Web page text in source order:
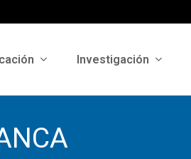
Investigación